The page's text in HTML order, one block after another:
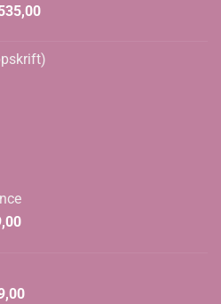
Prisområde:
kr 535,00
Nåværende
Prisområde: